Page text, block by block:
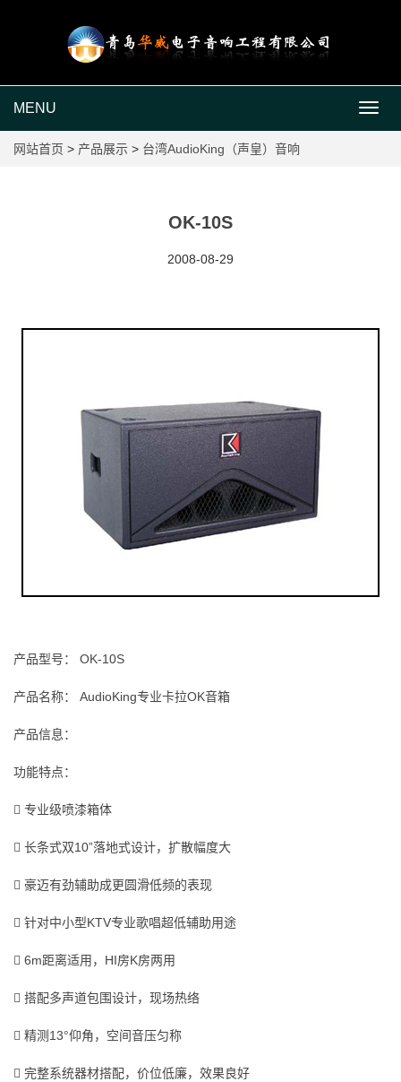
MENU
网站首页 > 产品展示 > 台湾AudioKing（声皇）音响
OK-10S
2008-08-29
产品型号： OK-10S
产品名称： AudioKing专业卡拉OK音箱
产品信息：
功能特点：
 专业级喷漆箱体
 长条式双10”落地式设计，扩散幅度大
 豪迈有劲辅助成更圆滑低频的表现
 针对中小型KTV专业歌唱超低辅助用途
 6m距离适用，HI房K房两用
 搭配多声道包围设计，现场热络
 精测13°仰角，空间音压匀称
 完整系统器材搭配，价位低廉，效果良好